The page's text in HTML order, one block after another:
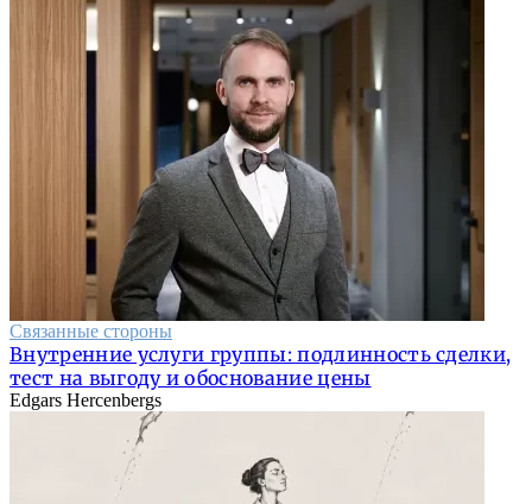
Связанные стороны
Внутренние услуги группы: подлинность сделки,
тест на выгоду и обоснование цены
Edgars Hercenbergs